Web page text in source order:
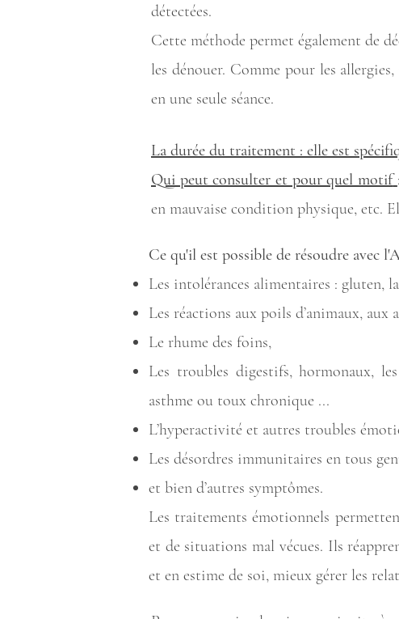
détectées.
Cette méthode permet également de
les dénouer. Comme pour les
en une seule séance.
La durée du traitement : elle est
Qui peut consulter et pour quel motif
en mauvaise condition physique, etc.
Ce qu'il est possible de résoudre avec
Les intolérances alimentaires : gluten,
Les réactions aux poils d’animaux, aux
Le rhume des foins,
Les troubles digestifs, hormonaux,
asthme ou toux chronique ...
L’hyperactivité et autres troubles
Les désordres immunitaires en tous
et bien d’autres symptômes.
Les traitements émotionnels
et de situations mal vécues. Ils
et en estime de soi, mieux gérer les